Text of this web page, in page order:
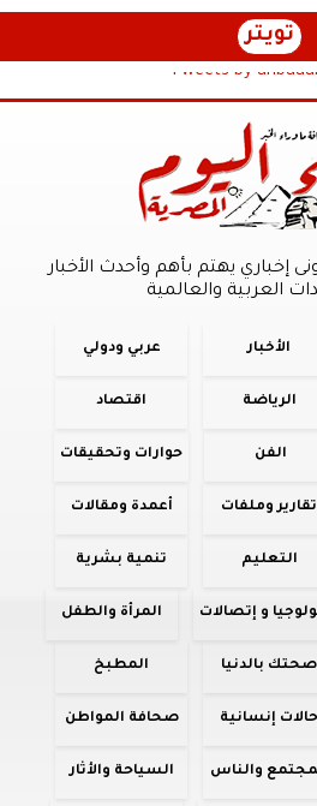
تويتر
Tweets by
إخباري يهتم بأهم وأحدث الأخبار
العربية والعالمية
الأخبار عربي ودولي
الرياضة اقتصاد
الفن حوارات وتحقيقات
تقارير وملفات أعمدة ومقالات
التعليم تنمية بشرية
و إتصالات المرأة والطفل
صحتك بالدنيا المطبخ
حالات إنسانية صحافة المواطن
والناس السياحة والأثار